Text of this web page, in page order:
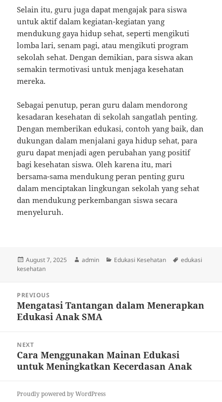
Selain itu, guru juga dapat mengajak para siswa
untuk aktif dalam kegiatan-kegiatan yang
mendukung gaya hidup sehat, seperti mengikuti
lomba lari, senam pagi, atau mengikuti program
sekolah sehat. Dengan demikian, para siswa akan
semakin termotivasi untuk menjaga kesehatan
mereka.
Sebagai penutup, peran guru dalam mendorong
kesadaran kesehatan di sekolah sangatlah penting.
Dengan memberikan edukasi, contoh yang baik, dan
dukungan dalam menjalani gaya hidup sehat, para
guru dapat menjadi agen perubahan yang positif
bagi kesehatan siswa. Oleh karena itu, mari
bersama-sama mendukung peran penting guru
dalam menciptakan lingkungan sekolah yang sehat
dan mendukung perkembangan siswa secara
menyeluruh.
Posted
on
August 7, 2025 Author
admin Categories
Edukasi Kesehatan Tags
edukasi
kesehatan
navigation
PREVIOUS
Previous
post:
Mengatasi Tantangan dalam Menerapkan
Edukasi Anak SMA
NEXT
Next
post:
Cara Menggunakan Mainan Edukasi
untuk Meningkatkan Kecerdasan Anak
Proudly powered by WordPress